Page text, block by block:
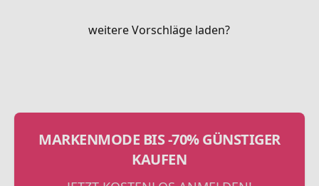
weitere Vorschläge laden?
MARKENMODE BIS -70% GÜNSTIGER
KAUFEN